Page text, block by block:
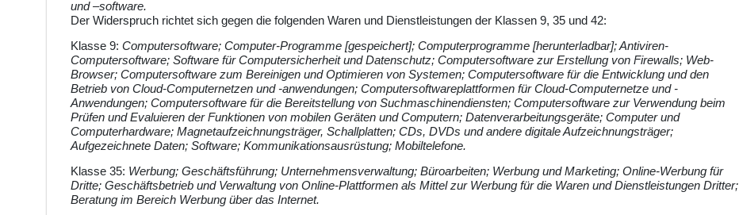
und –software.
Der Widerspruch richtet sich gegen die folgenden Waren und Dienstleistungen der Klassen 9, 35 und 42:
Klasse 9: Computersoftware; Computer-Programme [gespeichert]; Computerprogramme [herunterladbar]; Antiviren-
Computersoftware; Software für Computersicherheit und Datenschutz; Computersoftware zur Erstellung von Firewalls; Web-
Browser; Computersoftware zum Bereinigen und Optimieren von Systemen; Computersoftware für die Entwicklung und den
Betrieb von Cloud-Computernetzen und -anwendungen; Computersoftwareplattformen für Cloud-Computernetze und -
Anwendungen; Computersoftware für die Bereitstellung von Suchmaschinendiensten; Computersoftware zur Verwendung beim
Prüfen und Evaluieren der Funktionen von mobilen Geräten und Computern; Datenverarbeitungsgeräte; Computer und
Computerhardware; Magnetaufzeichnungsträger, Schallplatten; CDs, DVDs und andere digitale Aufzeichnungsträger;
Aufgezeichnete Daten; Software; Kommunikationsausrüstung; Mobiltelefone.
Klasse 35: Werbung; Geschäftsführung; Unternehmensverwaltung; Büroarbeiten; Werbung und Marketing; Online-Werbung für
Dritte; Geschäftsbetrieb und Verwaltung von Online-Plattformen als Mittel zur Werbung für die Waren und Dienstleistungen Dritter;
Beratung im Bereich Werbung über das Internet.